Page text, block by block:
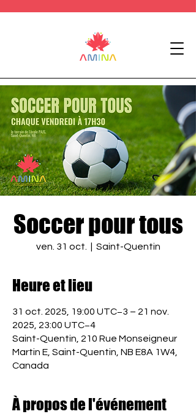
Soccer pour tous
ven. 31 oct. Saint-Quentin
Heure et lieu
31 oct. 2025, 19:00 UTC−3 – 21 nov.
2025, 23:00 UTC−4
Saint-Quentin, 210 Rue Monseigneur
Martin E, Saint-Quentin, NB E8A 1W4,
Canada
À propos de l'événement